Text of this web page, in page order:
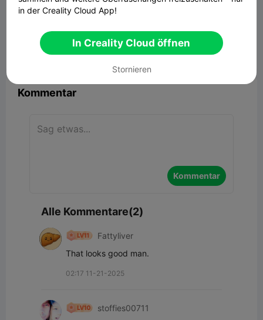
Yoda Figurine
Kommentar
Kommentar
Alle Kommentare(2)
Fattyliver
That looks good man.
02:17 11-21-2025
stoffies00711
in der Creality Cloud App!
In Creality Cloud öffnen
Stornieren